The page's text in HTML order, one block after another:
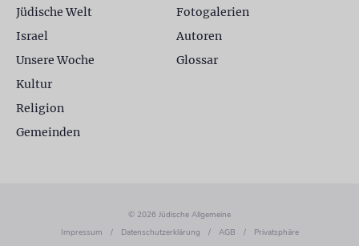
Jüdische Welt
Israel
Unsere Woche
Kultur
Religion
Gemeinden
Fotogalerien
Autoren
Glossar
© 2026 Jüdische Allgemeine
Impressum
/ Datenschutzerklärung / AGB / Privatsphäre